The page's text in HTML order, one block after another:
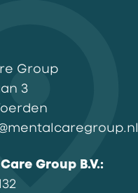
Group
3
Group B.V.: